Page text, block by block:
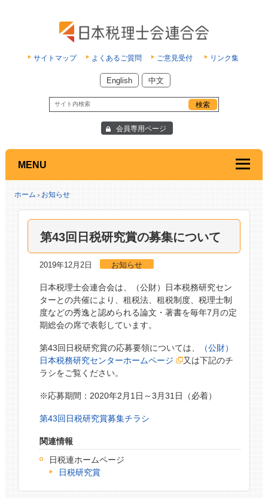
サイトマップ よくあるご質問 ご意見受付 リンク集
English 中文
会員専用ページ
MENU
ホーム > お知らせ
第43回日税研究賞の募集について
2019年12月2日 お知らせ
日本税理士会連合会は、（公財）日本税務研究セン
ターとの共催により、租税法、租税制度、税理士制
度などの秀逸と認められる論文・著書を毎年7月の定
期総会の席で表彰しています。
第43回日税研究賞の応募要領については、
（公財）
日本税務研究センターホームページ
又は下記のチ
ラシをご覧ください。
※応募期間：2020年2月1日～3月31日（必着）
第43回日税研究賞募集チラシ
関連情報
日税連ホームページ
日税研究賞